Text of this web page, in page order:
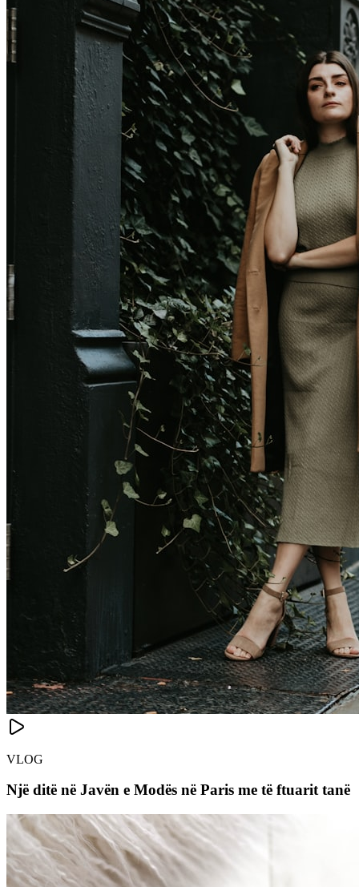
VLOG
Një ditë në Javën e Modës në Paris me të ftuarit tanë